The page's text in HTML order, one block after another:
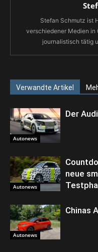
Stefan Schmutz ist
verschiedener Medien in
journalistisch tätig
Verwandte Artikel
Autonews
Der
Autonews
neue
Autonews
Chinas